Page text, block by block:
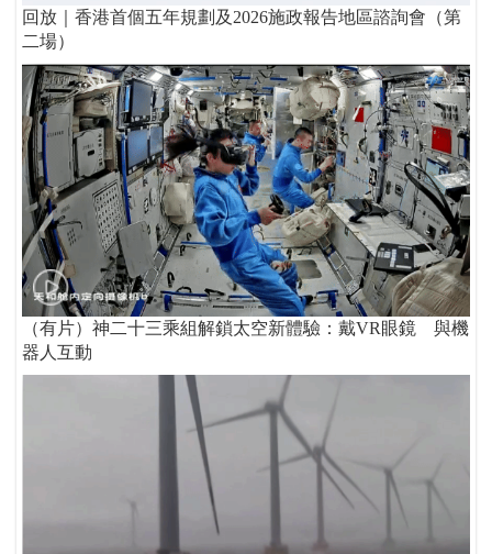
回放｜香港首個五年規劃及2026施政報告地區諮詢會（第
二場）
（有片）神二十三乘組解鎖太空新體驗：戴VR眼鏡 與機
器人互動